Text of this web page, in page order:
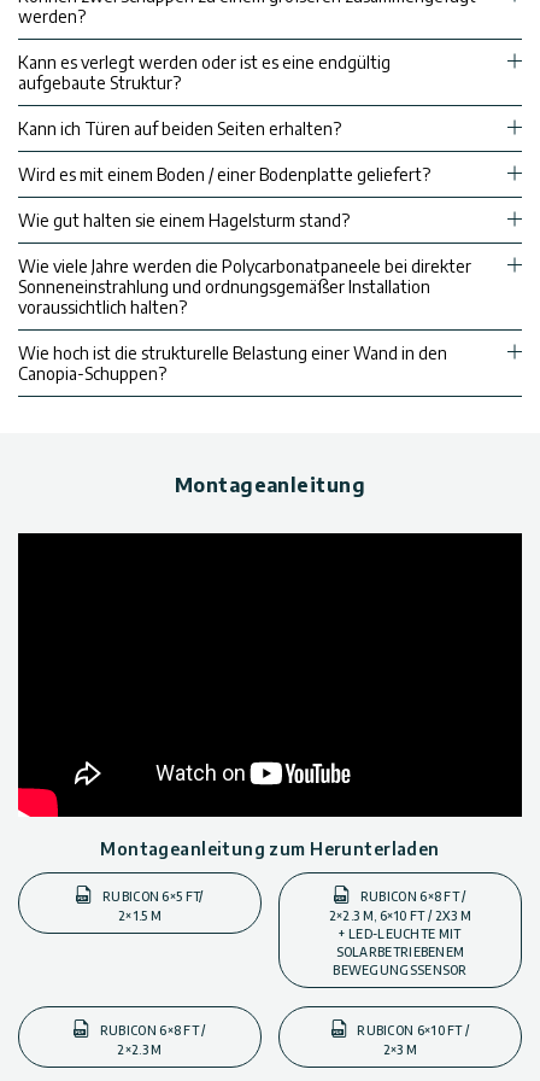
werden?
Kann es verlegt werden oder ist es eine endgültig
aufgebaute Struktur?
Kann ich Türen auf beiden Seiten erhalten?
Wird es mit einem Boden / einer Bodenplatte geliefert?
Wie gut halten sie einem Hagelsturm stand?
Wie viele Jahre werden die Polycarbonatpaneele bei direkter
Sonneneinstrahlung und ordnungsgemäßer Installation
voraussichtlich halten?
Wie hoch ist die strukturelle Belastung einer Wand in den
Canopia-Schuppen?
Montageanleitung
Montageanleitung zum Herunterladen
RUBICON 6×5 FT/
2×1.5 M
RUBICON 6×8 FT /
2×2.3 M, 6×10 FT / 2X3 M
+ LED-LEUCHTE MIT
SOLARBETRIEBENEM
BEWEGUNGSSENSOR
RUBICON 6×8 FT /
2×2.3 M
RUBICON 6×10 FT /
2×3 M